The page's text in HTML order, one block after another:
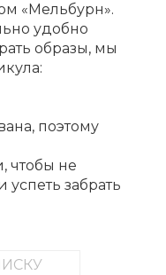
«Мельбурн».
удобно
образы, мы
поэтому
чтобы не
успеть забрать